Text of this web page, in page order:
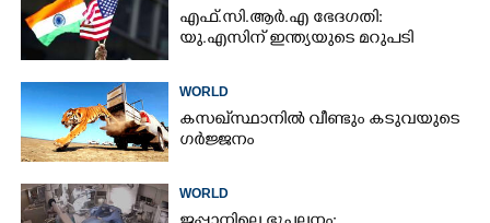
എഫ്.സി.ആർ.എ ഭേദഗതി:
യു.എസിന് ഇന്ത്യയുടെ മറുപടി
WORLD
കസഖ്‌സ്ഥാനിൽ വീണ്ടും കടുവയുടെ
ഗർജ്ജനം
WORLD